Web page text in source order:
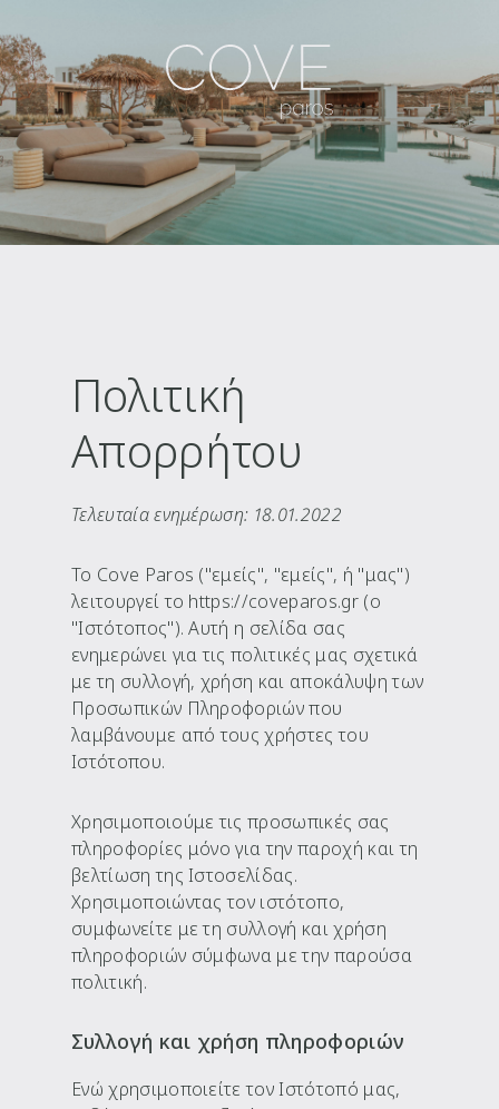
Πολιτική
Απορρήτου
Τελευταία ενημέρωση: 18.01.2022
Το Cove Paros ("εμείς", "εμείς", ή "μας")
λειτουργεί το https://coveparos.gr (ο
"Ιστότοπος"). Αυτή η σελίδα σας
ενημερώνει για τις πολιτικές μας σχετικά
με τη συλλογή, χρήση και αποκάλυψη των
Προσωπικών Πληροφοριών που
λαμβάνουμε από τους χρήστες του
Ιστότοπου.
Χρησιμοποιούμε τις προσωπικές σας
πληροφορίες μόνο για την παροχή και τη
βελτίωση της Ιστοσελίδας.
Χρησιμοποιώντας τον ιστότοπο,
συμφωνείτε με τη συλλογή και χρήση
πληροφοριών σύμφωνα με την παρούσα
πολιτική.
Συλλογή και χρήση πληροφοριών
Ενώ χρησιμοποιείτε τον Ιστότοπό μας,